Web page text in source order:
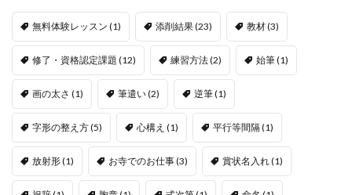
無料体験レッスン (1) 添削結果(23) 教材(3)
修了・資格認定課題 (12) 練習方法(2) 始筆(1)
画の太さ (1) 筆遣い(2) 逆筆(1)
字形の整え方(5) 心構え (1) 平行等間隔(1)
放射形(1) お寺でのお仕事(3) 賞状名入れ(1)